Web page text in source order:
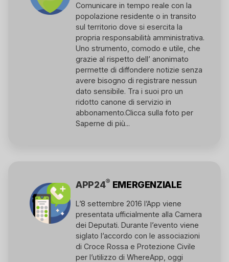
Comunicare in tempo reale con la
popolazione residente o in transito
sul territorio dove si esercita la
propria responsabilità amministrativa.
Uno strumento, comodo e utile, che
grazie al rispetto dell’ anonimato
permette di diffondere notizie senza
avere bisogno di registrare nessun
dato sensibile. Tra i suoi pro un
ridotto canone di servizio in
abbonamento.Clicca sulla foto per
Saperne di più...
APP24® EMERGENZIALE
L’8 settembre 2016 l’App viene
presentata ufficialmente alla Camera
dei Deputati. Durante l’evento viene
siglato l’accordo con le associazioni
di Croce Rossa e Protezione Civile
per l’utilizzo di WhereApp, oggi